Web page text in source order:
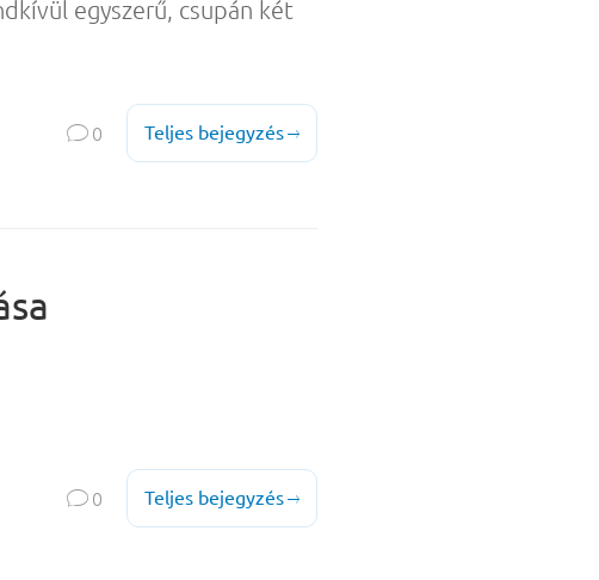
egyszerű, csupán két
0 Teljes bejegyzés
0 Teljes bejegyzés